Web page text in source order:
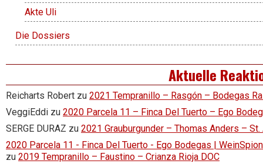
Akte Uli
Die Dossiers
Aktuelle
Reicharts Robert zu 2021 Tempranillo – Rasgón – Bodegas
VeggiEddi zu 2020 Parcela 11 – Finca Del Tuerto – Ego
SERGE DURAZ zu 2021 Grauburgunder – Thomas Anders – St.
2020 Parcela 11 - Finca Del Tuerto - Ego Bodegas |
zu 2019 Tempranillo – Faustino – Crianza Rioja DOC